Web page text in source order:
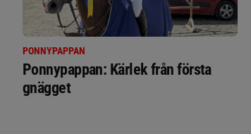
PONNYPAPPAN
Ponnypappan: Kärlek från första
gnägget